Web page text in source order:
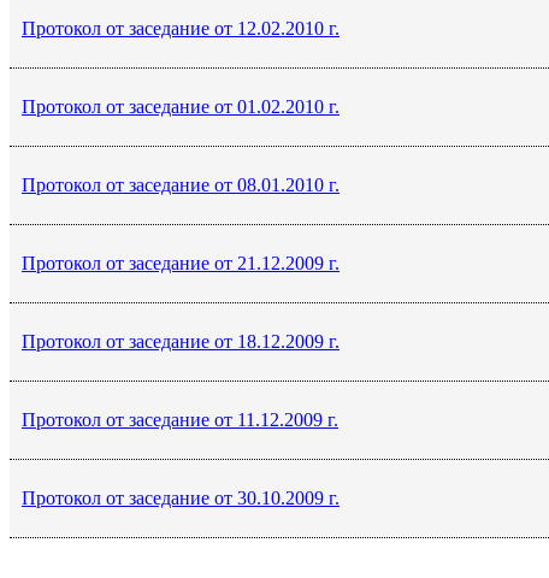
Протокол от заседание от 12.02.2010 г.
Протокол от заседание от 01.02.2010 г.
Протокол от заседание от 08.01.2010 г.
Протокол от заседание от 21.12.2009 г.
Протокол от заседание от 18.12.2009 г.
Протокол от заседание от 11.12.2009 г.
Протокол от заседание от 30.10.2009 г.